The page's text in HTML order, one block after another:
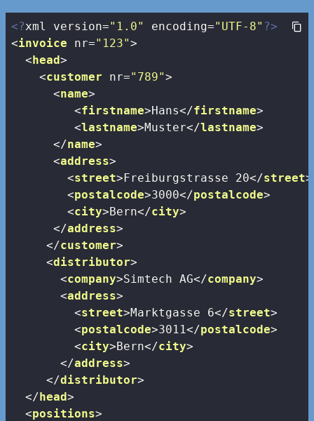
<?xml version="1.0" encoding="UTF-8" ?>
<invoice nr="123">
<head>
<customer nr="789">
<name>
<firstname>Hans</firstname>
<lastname>Muster</lastname>
</name>
<address>
<street>Freiburgstrasse 20</street>
<postalcode>3000</postalcode>
<city>Bern</city>
</address>
</customer>
<distributor>
<company>Simtech AG</company>
<address>
<street>Marktgasse 6</street>
<postalcode>3011</postalcode>
<city>Bern</city>
</address>
</distributor>
</head>
<positions>